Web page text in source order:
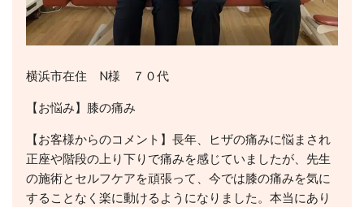
横浜市在住 N様 ７０代
【お悩み】膝の痛み
【お客様からのコメント】長年、ヒザの痛みに悩まされ
正座や階段の上り下りで痛みを感じていましたが、先生
の施術とセルフケアを頑張って、今では膝の痛みを気に
することなく楽に動けるようになりました。本当にあり